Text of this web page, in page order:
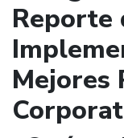
Reporte
Mejores